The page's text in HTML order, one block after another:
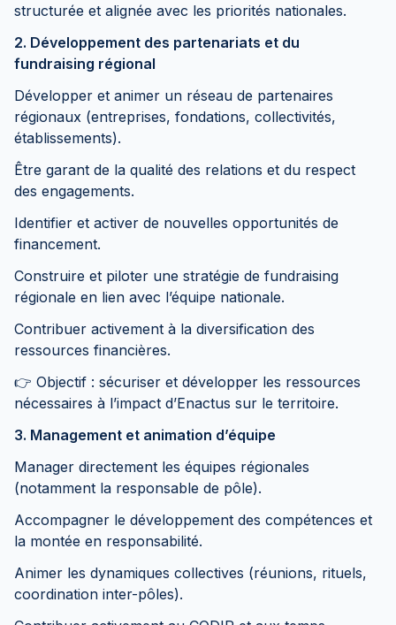
structurée et alignée avec les priorités nationales.
2. Développement des partenariats et du
fundraising régional
Développer et animer un réseau de partenaires
régionaux (entreprises, fondations, collectivités,
établissements).
Être garant de la qualité des relations et du respect
des engagements.
Identifier et activer de nouvelles opportunités de
financement.
Construire et piloter une stratégie de fundraising
régionale en lien avec l’équipe nationale.
Contribuer activement à la diversification des
ressources financières.
👉 Objectif : sécuriser et développer les ressources
nécessaires à l’impact d’Enactus sur le territoire.
3. Management et animation d’équipe
Manager directement les équipes régionales
(notamment la responsable de pôle).
Accompagner le développement des compétences et
la montée en responsabilité.
Animer les dynamiques collectives (réunions, rituels,
coordination inter-pôles).